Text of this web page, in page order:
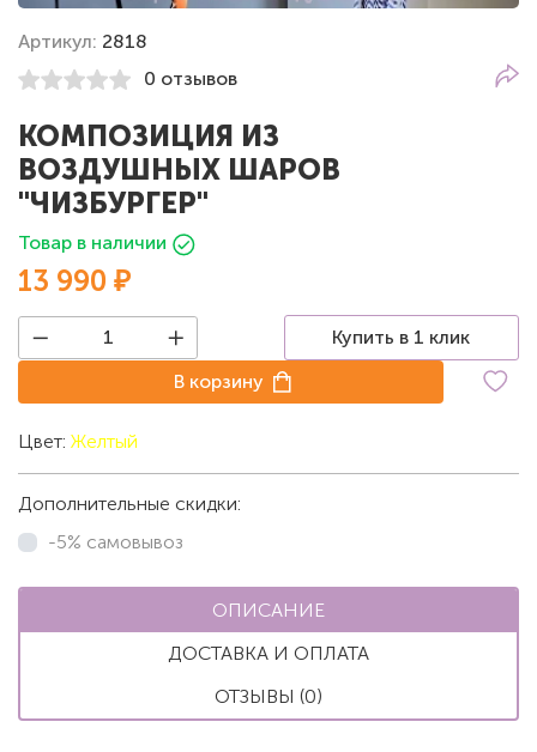
Артикул: 2818
0 отзывов
КОМПОЗИЦИЯ ИЗ
ВОЗДУШНЫХ ШАРОВ
"ЧИЗБУРГЕР"
Товар в наличии
13 990 ₽
Купить в 1 клик
В корзину
Цвет: Желтый
Дополнительные скидки:
-5% самовывоз
ОПИСАНИЕ
ДОСТАВКА И ОПЛАТА
ОТЗЫВЫ (0)